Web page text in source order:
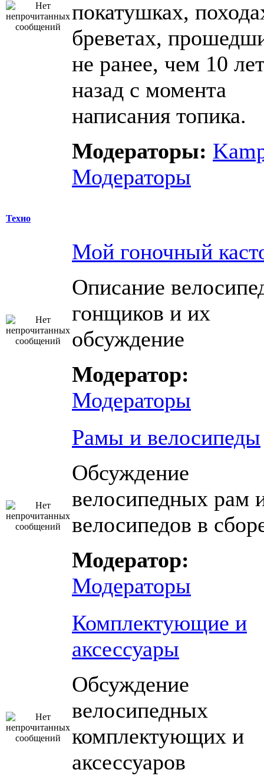
покатушках,
бреветах,
не ранее, чем 10
назад с момента
написания топика.
Модераторы:
Модераторы
Техно
Мой гоночный
Описание
гонщиков и их
обсуждение
Модератор:
Модераторы
Рамы и велосипеды
Обсуждение
велосипедных рам
велосипедов в
Модератор:
Модераторы
Комплектующие и
аксессуары
Обсуждение
велосипедных
комплектующих и
аксессуаров